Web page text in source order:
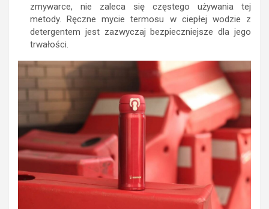
zmywarce, nie zaleca się częstego używania tej
metody. Ręczne mycie termosu w ciepłej wodzie z
detergentem jest zazwyczaj bezpieczniejsze dla jego
trwałości.